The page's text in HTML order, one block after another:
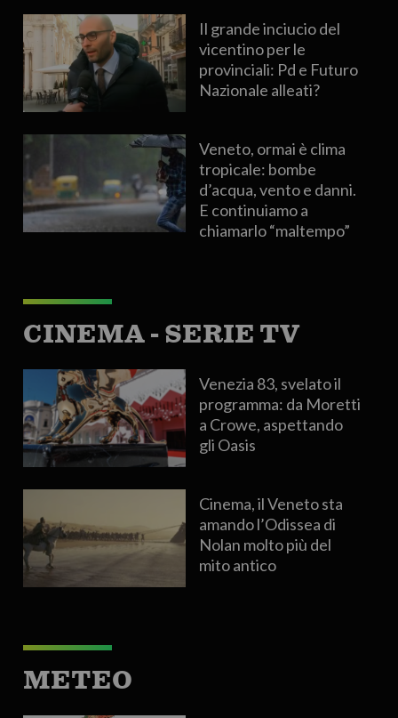
Il grande inciucio del
vicentino per le
provinciali: Pd e Futuro
Nazionale alleati?
Veneto, ormai è clima
tropicale: bombe
d’acqua, vento e danni.
E continuiamo a
chiamarlo “maltempo”
CINEMA - SERIE TV
Venezia 83, svelato il
programma: da Moretti
a Crowe, aspettando
gli Oasis
Cinema, il Veneto sta
amando l’Odissea di
Nolan molto più del
mito antico
METEO